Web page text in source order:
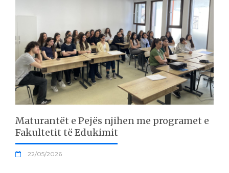
Maturantët e Pejës njihen me programet e
Fakultetit të Edukimit
22/05/2026